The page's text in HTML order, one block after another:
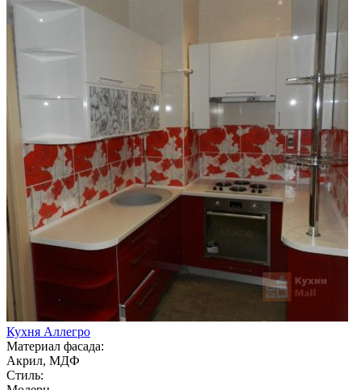
Кухня Аллегро
Материал фасада:
Акрил, МДФ
Стиль: